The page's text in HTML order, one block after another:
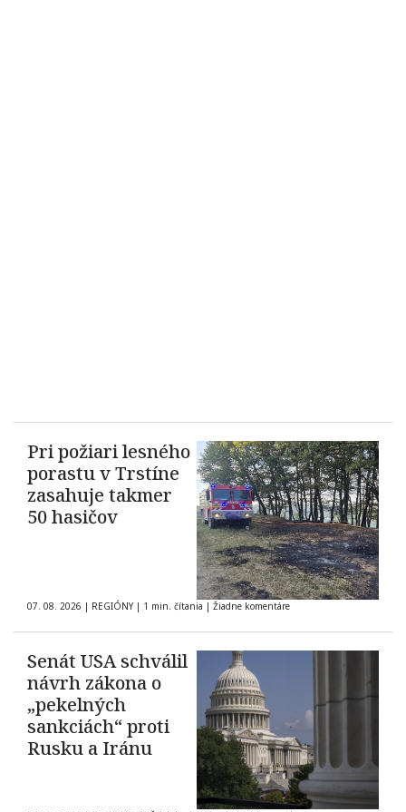
Pri požiari lesného
porastu v Trstíne
zasahuje takmer
50 hasičov
07. 08. 2026 | REGIÓNY | 1 min. čítania | Žiadne komentáre
Senát USA schválil
návrh zákona o
„pekelných
sankciách“ proti
Rusku a Iránu